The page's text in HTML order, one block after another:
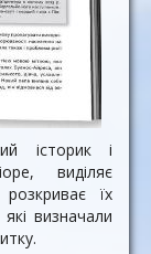
історик і
виділяє
їх
визначали